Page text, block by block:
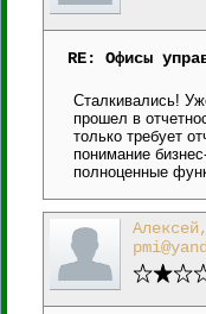
RE: Офисы
Сталкивались!
прошел в
только требует
понимание
полноценные